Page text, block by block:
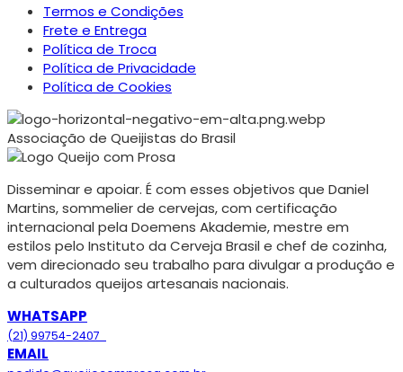
Termos e Condições
Frete e Entrega
Política de Troca
Política de Privacidade
Política de Cookies
Associação de Queijistas do Brasil
Disseminar e apoiar. É com esses objetivos que Daniel
Martins, sommelier de cervejas, com certificação
internacional pela Doemens Akademie, mestre em
estilos pelo Instituto da Cerveja Brasil e chef de cozinha,
vem direcionado seu trabalho para divulgar a produção e
a culturados queijos artesanais nacionais.
WHATSAPP
(21) 99754-2407
EMAIL